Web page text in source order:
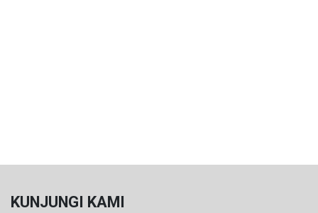
KUNJUNGI KAMI